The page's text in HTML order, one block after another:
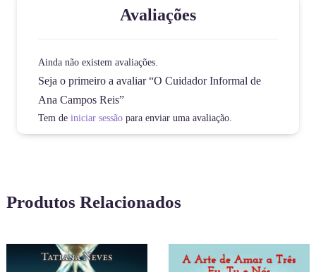
Avaliações
Ainda não existem avaliações.
Seja o primeiro a avaliar “O Cuidador Informal de
Ana Campos Reis”
Tem de iniciar sessãopara enviar uma avaliação.
Produtos Relacionados